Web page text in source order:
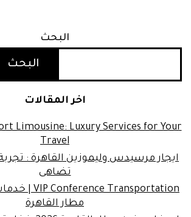
البحث
البحث
اخر المقالات
Limousine: Luxury Services for Your
Travel
ايجار مرسيدس وليموزين القاهرة :
تضاهى
مطار القاهرة